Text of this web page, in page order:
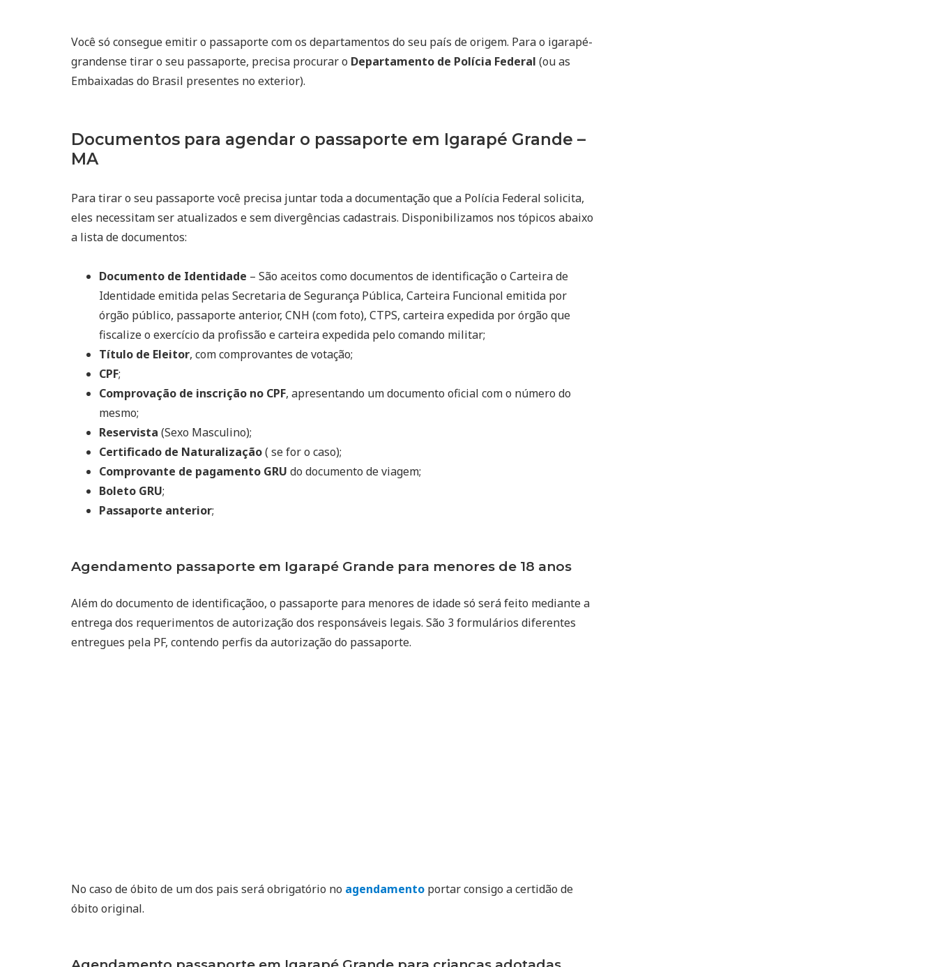
Você só consegue emitir o passaporte com os departamentos do seu país de origem. Para o igarapé-
grandense tirar o seu passaporte, precisa procurar o Departamento de Polícia Federal (ou as
Embaixadas do Brasil presentes no exterior).
Documentos para agendar o passaporte em Igarapé Grande –
MA
Para tirar o seu passaporte você precisa juntar toda a documentação que a Polícia Federal solicita,
eles necessitam ser atualizados e sem divergências cadastrais. Disponibilizamos nos tópicos abaixo
a lista de documentos:
Documento de Identidade – São aceitos como documentos de identificação o Carteira de
Identidade emitida pelas Secretaria de Segurança Pública, Carteira Funcional emitida por
órgão público, passaporte anterior, CNH (com foto), CTPS, carteira expedida por órgão que
fiscalize o exercício da profissão e carteira expedida pelo comando militar;
Título de Eleitor, com comprovantes de votação;
CPF;
Comprovação de inscrição no CPF, apresentando um documento oficial com o número do
mesmo;
Reservista (Sexo Masculino);
Certificado de Naturalização( se for o caso);
Comprovante de pagamento GRU do documento de viagem;
Boleto GRU;
Passaporte anterior;
Agendamento passaporte em Igarapé Grande para menores de 18 anos
Além do documento de identificaçãoo, o passaporte para menores de idade só será feito mediante a
entrega dos requerimentos de autorização dos responsáveis legais. São 3 formulários diferentes
entregues pela PF, contendo perfis da autorização do passaporte.
No caso de óbito de um dos pais será obrigatório no agendamento portar consigo a certidão de
óbito original.